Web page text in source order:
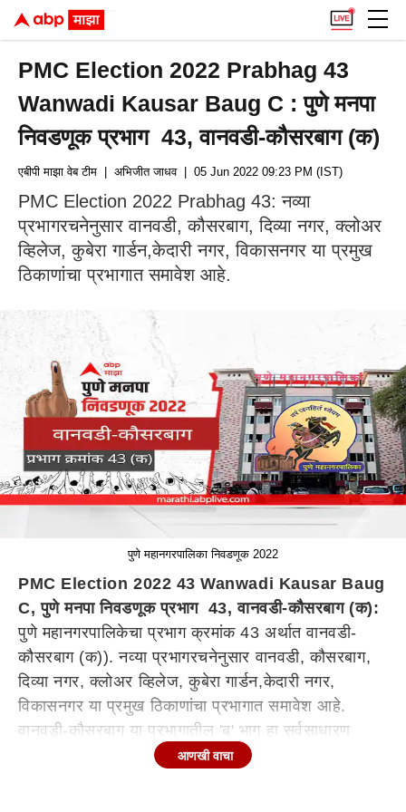
PMC Election 2022 Prabhag 43
Wanwadi Kausar Baug C : पुणे मनपा
निवडणूक प्रभाग 43, वानवडी-कौसरबाग (क)
एबीपी माझा वेब टीम | अभिजीत जाधव| 05 Jun 2022 09:23 PM (IST)
PMC Election 2022 Prabhag 43: नव्या
प्रभागरचनेनुसार वानवडी, कौसरबाग, दिव्या नगर, क्लोअर
व्हिलेज, कुबेरा गार्डन,केदारी नगर, विकासनगर या प्रमुख
ठिकाणांचा प्रभागात समावेश आहे.
पुणे महानगरपालिका निवडणूक 2022
PMC Election 2022 43 Wanwadi Kausar Baug
C, पुणे मनपा निवडणूक प्रभाग 43, वानवडी-कौसरबाग (क):
पुणे महानगरपालिकेचा प्रभाग क्रमांक 43 अर्थात वानवडी-
कौसरबाग (क)). नव्या प्रभागरचनेनुसार वानवडी, कौसरबाग,
दिव्या नगर, क्लोअर व्हिलेज, कुबेरा गार्डन,केदारी नगर,
विकासनगर या प्रमुख ठिकाणांचा प्रभागात समावेश आहे.
वानवडी-कौसरबाग या प्रभागातील 'ब' भाग हा सर्वसाधारण
प्रवर्गासाठी आरक्षित करण्यात आला आहे.
आणखी वाचा